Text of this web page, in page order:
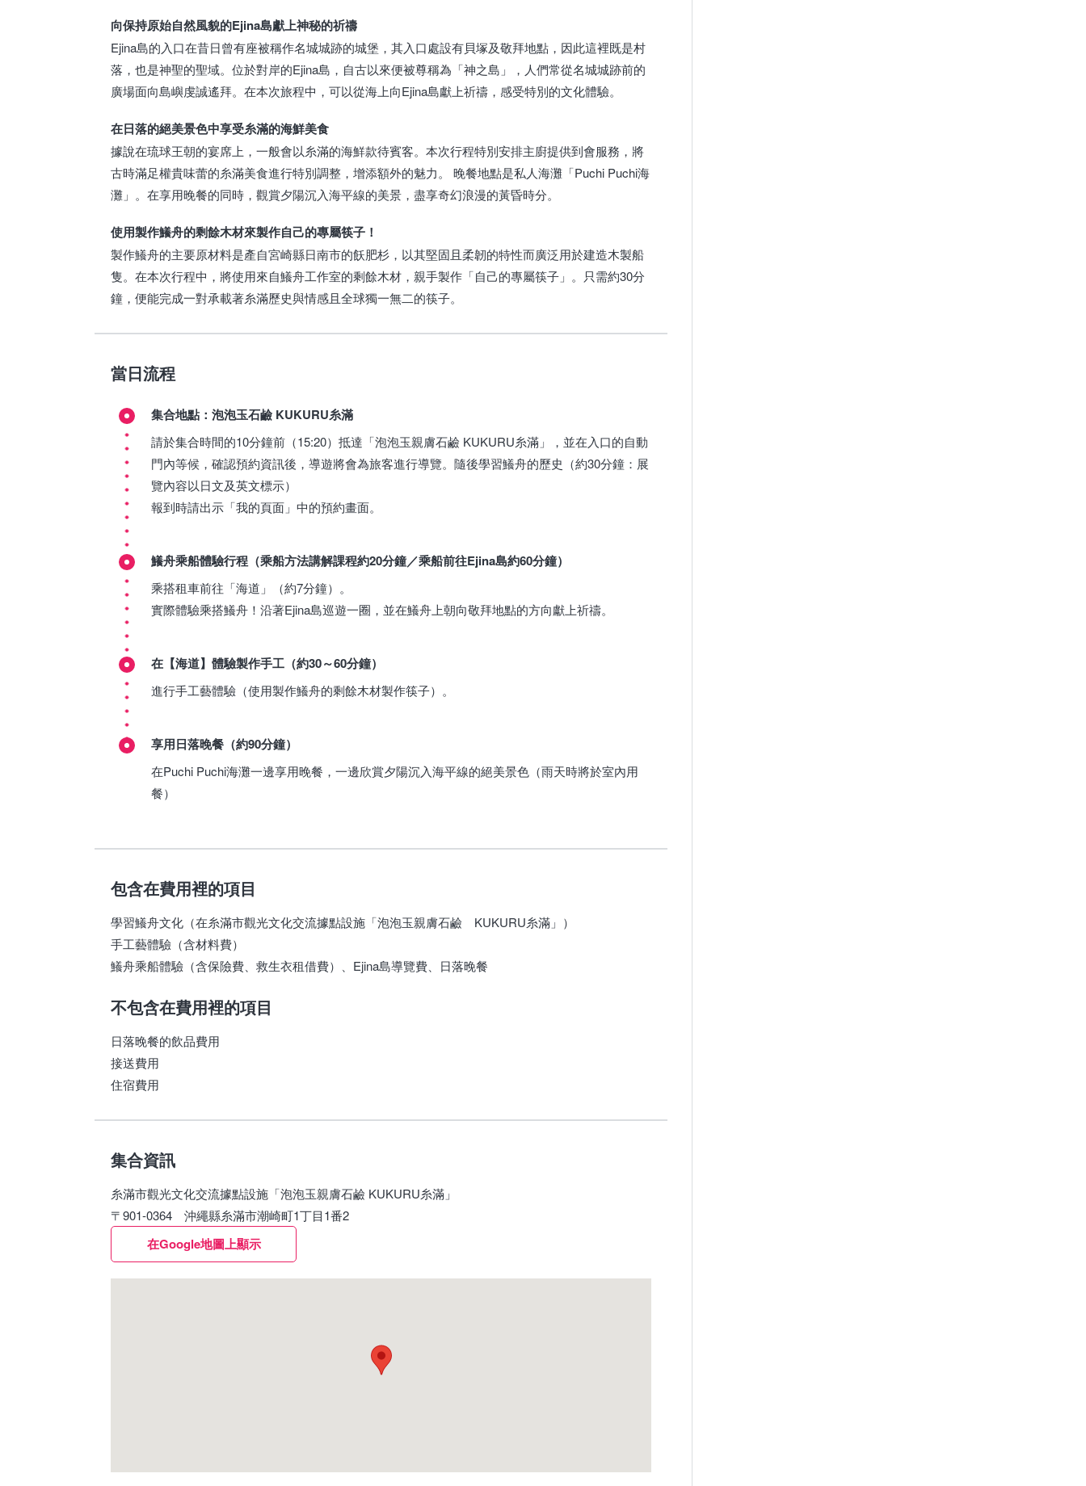
向保持原始自然風貌的Ejina島獻上神秘的祈禱
Ejina島的入口在昔日曾有座被稱作名城城跡的城堡，其入口處設有貝塚及敬拜地點，因此這裡既是村
落，也是神聖的聖域。位於對岸的Ejina島，自古以來便被尊稱為「神之島」，人們常從名城城跡前的
廣場面向島嶼虔誠遙拜。在本次旅程中，可以從海上向Ejina島獻上祈禱，感受特別的文化體驗。
在日落的絕美景色中享受糸滿的海鮮美食
據說在琉球王朝的宴席上，一般會以糸滿的海鮮款待賓客。本次行程特別安排主廚提供到會服務，將
古時滿足權貴味蕾的糸滿美食進行特別調整，增添額外的魅力。 晚餐地點是私人海灘「Puchi Puchi海
灘」。在享用晚餐的同時，觀賞夕陽沉入海平線的美景，盡享奇幻浪漫的黃昏時分。
使用製作鱶舟的剩餘木材來製作自己的專屬筷子！
製作鱶舟的主要原材料是產自宮崎縣日南市的飫肥杉，以其堅固且柔韌的特性而廣泛用於建造木製船
隻。在本次行程中，將使用來自鱶舟工作室的剩餘木材，親手製作「自己的專屬筷子」。只需約30分
鐘，便能完成一對承載著糸滿歷史與情感且全球獨一無二的筷子。
當日流程
集合地點：泡泡玉石鹼 KUKURU糸滿
請於集合時間的10分鐘前（15:20）抵達「泡泡玉親膚石鹼 KUKURU糸滿」，並在入口的自動
門內等候，確認預約資訊後，導遊將會為旅客進行導覽。隨後學習鱶舟的歷史（約30分鐘：展
覽內容以日文及英文標示）
報到時請出示「我的頁面」中的預約畫面。
鱶舟乘船體驗行程（乘船方法講解課程約20分鐘／乘船前往Ejina島約60分鐘）
乘搭租車前往「海道」（約7分鐘）。
實際體驗乘搭鱶舟！沿著Ejina島巡遊一圈，並在鱶舟上朝向敬拜地點的方向獻上祈禱。
在【海道】體驗製作手工（約30～60分鐘）
進行手工藝體驗（使用製作鱶舟的剩餘木材製作筷子）。
享用日落晚餐（約90分鐘）
在Puchi Puchi海灘一邊享用晚餐，一邊欣賞夕陽沉入海平線的絕美景色（雨天時將於室內用
餐）
包含在費用裡的項目
學習鱶舟文化（在糸滿市觀光文化交流據點設施「泡泡玉親膚石鹼 KUKURU糸滿」）
手工藝體驗（含材料費）
鱶舟乘船體驗（含保險費、救生衣租借費）、Ejina島導覽費、日落晚餐
不包含在費用裡的項目
日落晚餐的飲品費用
接送費用
住宿費用
集合資訊
糸滿市觀光文化交流據點設施「泡泡玉親膚石鹼 KUKURU糸滿」
〒901-0364 沖繩縣糸滿市潮崎町1丁目1番2
在Google地圖上顯示